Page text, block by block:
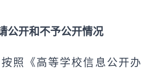
公开和不予公开情况
照《高等学校信息公开办